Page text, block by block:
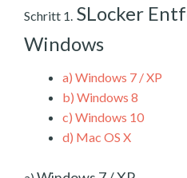
Schritt 1. SLocker
Windows
a) Windows 7 / XP
b) Windows 8
c) Windows 10
d) Mac OS X